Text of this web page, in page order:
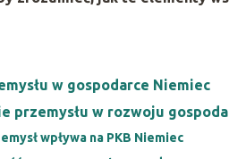
w gospodarce Niemiec
przemysłu w rozwoju
wpływa na PKB Niemiec